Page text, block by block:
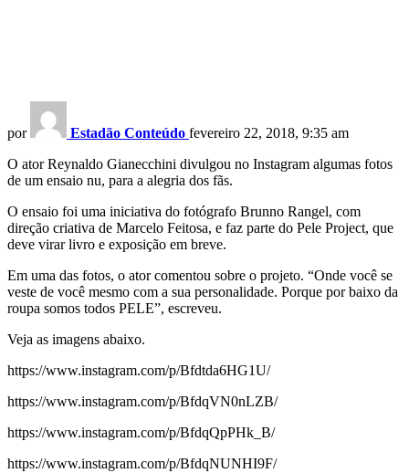
por Estadão Conteúdo fevereiro 22, 2018, 9:35 am
O ator Reynaldo Gianecchini divulgou no Instagram algumas fotos
de um ensaio nu, para a alegria dos fãs.
O ensaio foi uma iniciativa do fotógrafo Brunno Rangel, com
direção criativa de Marcelo Feitosa, e faz parte do Pele Project, que
deve virar livro e exposição em breve.
Em uma das fotos, o ator comentou sobre o projeto. “Onde você se
veste de você mesmo com a sua personalidade. Porque por baixo da
roupa somos todos PELE”, escreveu.
Veja as imagens abaixo.
https://www.instagram.com/p/Bfdtda6HG1U/
https://www.instagram.com/p/BfdqVN0nLZB/
https://www.instagram.com/p/BfdqQpPHk_B/
https://www.instagram.com/p/BfdqNUNHI9F/